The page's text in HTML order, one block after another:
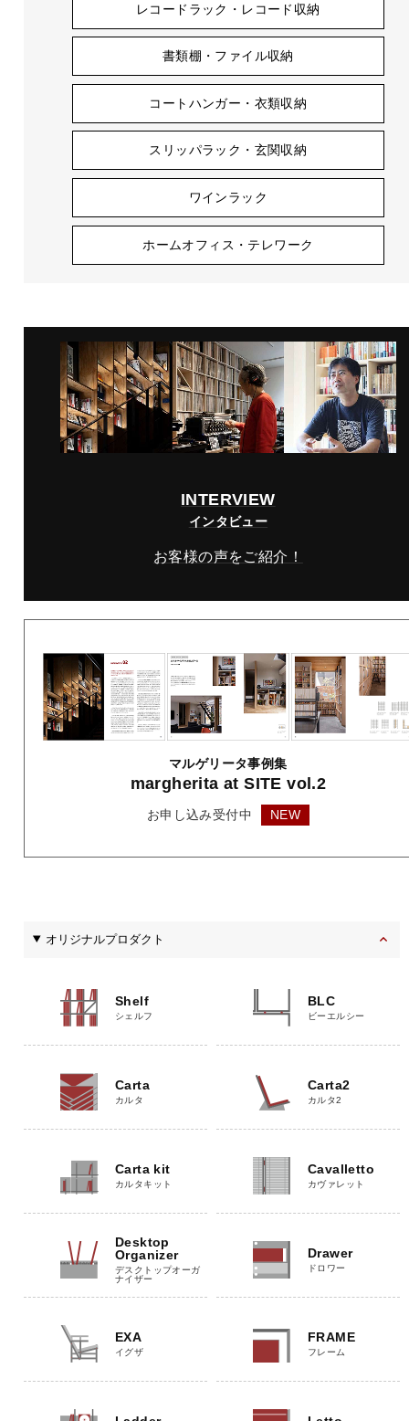
レコードラック・レコード収納
書類棚・ファイル収納
コートハンガー・衣類収納
スリッパラック・玄関収納
ワインラック
ホームオフィス・テレワーク
INTERVIEW
インタビュー
お客様の声をご紹介！
マルゲリータ事例集
margherita at SITE vol.2
お申し込み受付中 NEW
オリジナルプロダクト
Shelf
シェルフ
BLC
ビーエルシー
Carta
カルタ
Carta2
カルタ2
Carta kit
カルタキット
Cavalletto
カヴァレット
Desktop
Organizer
デスクトップオーガ
ナイザー
Drawer
ドロワー
EXA
イグザ
FRAME
フレーム